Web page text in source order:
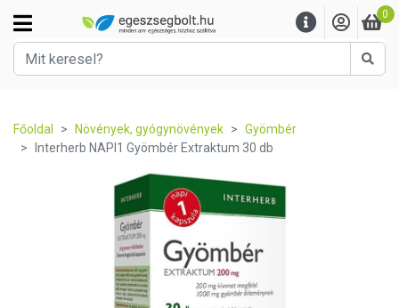
0
Főoldal Növények, gyógynövények
Gyömbér
Interherb NAPI1 Gyömbér Extraktum 30 db